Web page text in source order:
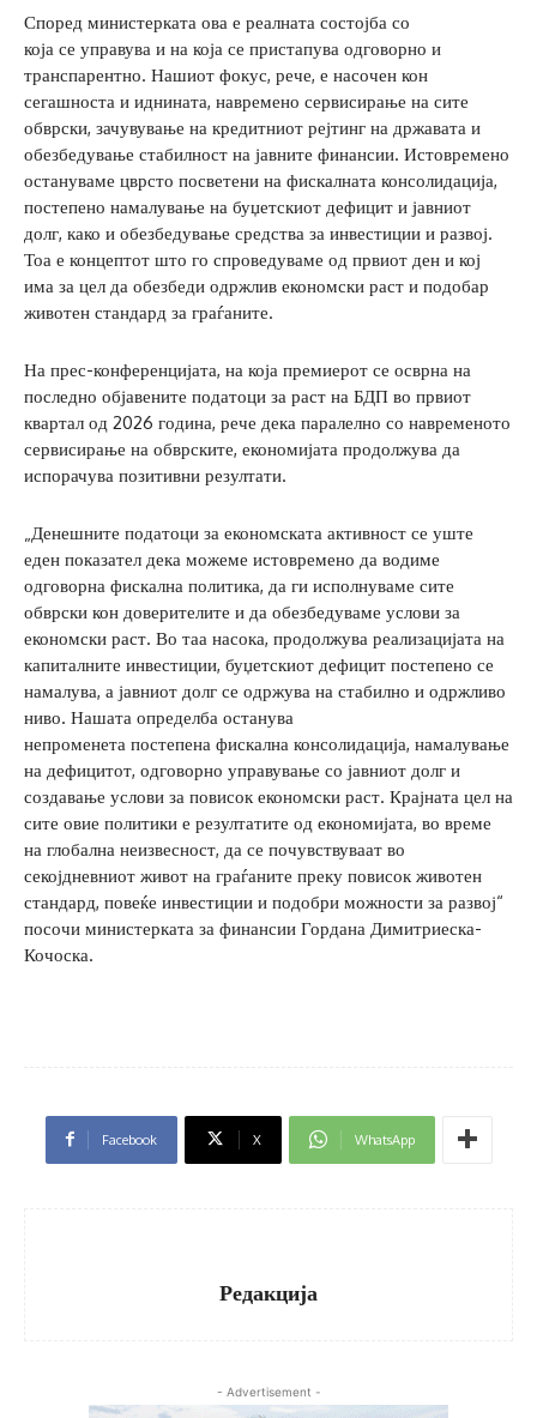
Според министерката ова е реалната состојба со
која се управува и на која се пристапува одговорно и
транспарентно. Нашиот фокус, рече, е насочен кон
сегашноста и иднината, навремено сервисирање на сите
обврски, зачувување на кредитниот рејтинг на државата и
обезбедување стабилност на јавните финансии. Истовремено
остануваме цврсто посветени на фискалната консолидација,
постепено намалување на буџетскиот дефицит и јавниот
долг, како и обезбедување средства за инвестиции и развој.
Тоа е концептот што го спроведуваме од првиот ден и кој
има за цел да обезбеди одржлив економски раст и подобар
животен стандард за граѓаните.
На прес-конференцијата, на која премиерот се осврна на
последно објавените податоци за раст на БДП во првиот
квартал од 2026 година, рече дека паралелно со навременото
сервисирање на обврските, економијата продолжува да
испорачува позитивни резултати.
„Денешните податоци за економската активност се уште
еден показател дека можеме истовремено да водиме
одговорна фискална политика, да ги исполнуваме сите
обврски кон доверителите и да обезбедуваме услови за
економски раст. Во таа насока, продолжува реализацијата на
капиталните инвестиции, буџетскиот дефицит постепено се
намалува, а јавниот долг се одржува на стабилно и одржливо
ниво. Нашата определба останува
непроменета постепена фискална консолидација, намалување
на дефицитот, одговорно управување со јавниот долг и
создавање услови за повисок економски раст. Крајната цел на
сите овие политики е резултатите од економијата, во време
на глобална неизвесност, да се почувствуваат во
секојдневниот живот на граѓаните преку повисок животен
стандард, повеќе инвестиции и подобри можности за развој“
посочи министерката за финансии Гордана Димитриеска-
Кочоска.
Facebook X WhatsApp
Редакција
- Advertisement -